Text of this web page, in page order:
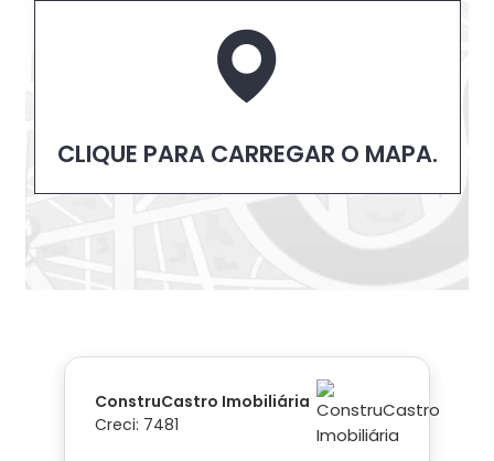
CLIQUE PARA CARREGAR O MAPA.
ConstruCastro Imobiliária
Creci: 7481